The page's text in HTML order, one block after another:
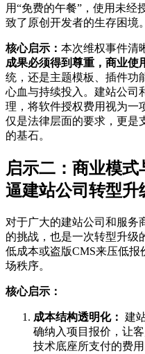
用“免费的午餐”，使用未经
致了原创开发者的生存困境。
核心启示： 本次维权事件清
成果必须得到尊重，商业使
统，还是主题模板、插件功
心血与持续投入。建站公司
理，将软件授权费用视为一
仅是法律层面的要求，更是
的基石。
启示二：商业模式
逼建站公司转型升
对于广大的建站公司和服务
的挑战，也是一次转型升级
低成本或盗版CMS来压低
场秩序。
核心启示：
成本结构透明化： 建
确纳入项目报价，让
技术底座所支付的费用